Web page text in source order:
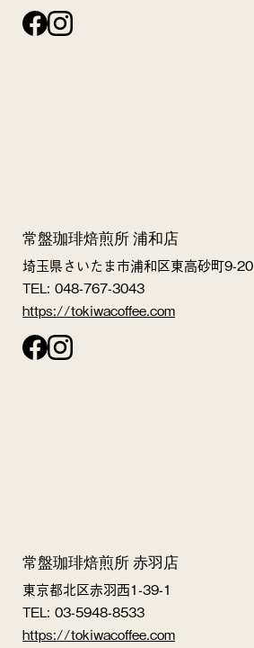
常盤珈琲焙煎所 浦和店
埼玉県さいたま市浦和区東高砂町9-20
TEL: 048-767-3043
https://tokiwacoffee.com
常盤珈琲焙煎所 赤羽店
東京都北区赤羽西1-39-1
TEL: 03-5948-8533
https://tokiwacoffee.com